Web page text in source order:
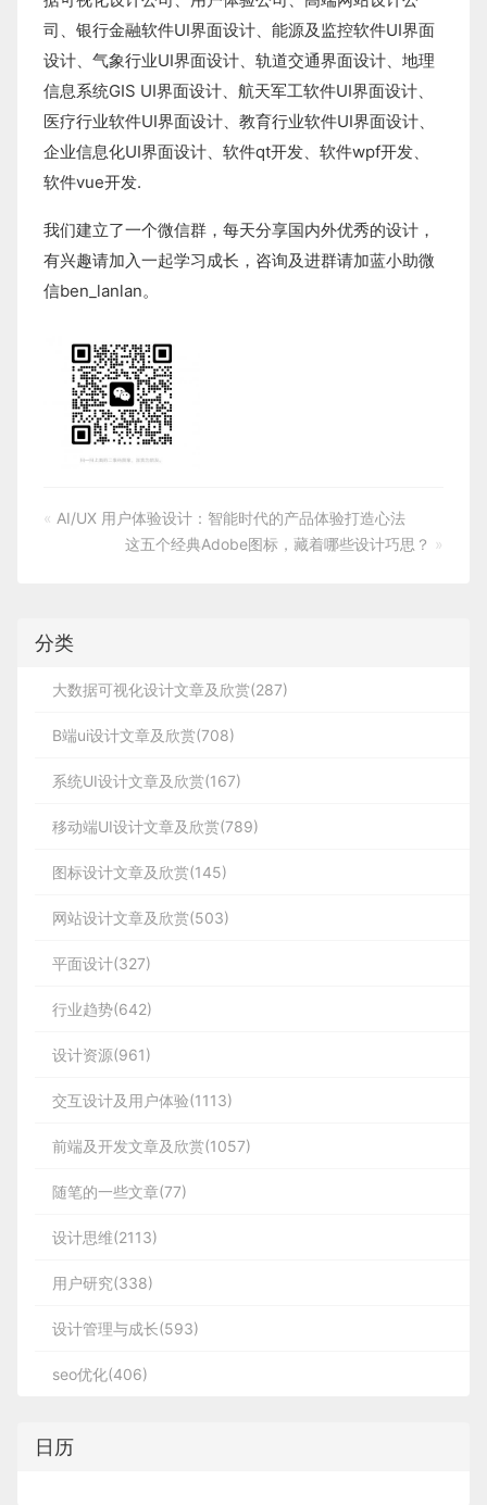
司 、 银行金融软件UI界面设计、 能源及监控软件UI界面
设计、 气象行业UI界面设计、 轨道交通界面设计、 地理
信息系统GIS UI界面设计、 航天军工软件UI界面设计、
医疗行业软件UI界面设计、 教育行业软件UI界面设计、
企业信息化UI界面设计、 软件qt开发、 软件wpf开发、
软件vue开发.
我们建立了一个微信群，每天分享国内外优秀的设计，
有兴趣请加入一起学习成长，咨询及进群请加蓝小助微
信ben_lanlan。
« AI/UX 用户体验设计：智能时代的产品体验打造心法
这五个经典Adobe图标，藏着哪些设计巧思？ »
分类
大数据可视化设计文章及欣赏(287)
B端ui设计文章及欣赏(708)
系统UI设计文章及欣赏(167)
移动端UI设计文章及欣赏(789)
图标设计文章及欣赏(145)
网站设计文章及欣赏(503)
平面设计(327)
行业趋势(642)
设计资源(961)
交互设计及用户体验(1113)
前端及开发文章及欣赏(1057)
随笔的一些文章(77)
设计思维(2113)
用户研究(338)
设计管理与成长(593)
seo优化(406)
日历